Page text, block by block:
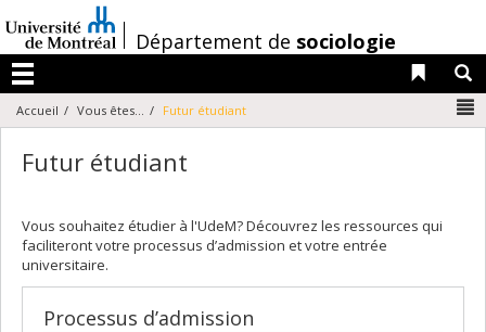
au
contenu
/Département de sociologie
Menu
Liens
Accueil Vous êtes... Futur étudiant
Futur étudiant
Vous souhaitez étudier à l'UdeM? Découvrez les ressources qui
faciliteront votre processus d’admission et votre entrée
universitaire.
Processus d’admission